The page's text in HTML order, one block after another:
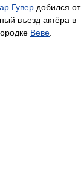
Гувер добился от
въезд актёра в
Веве